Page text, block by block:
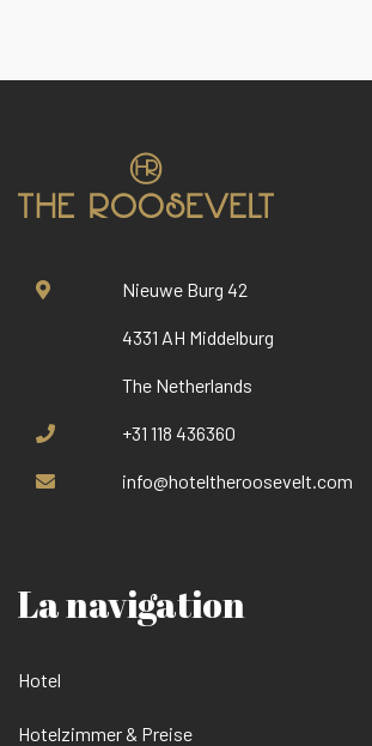
Nieuwe Burg 42
4331 AH Middelburg
The Netherlands
+31 118 436360
info@hoteltheroosevelt.com
La navigation
Hotel
Hotelzimmer & Preise